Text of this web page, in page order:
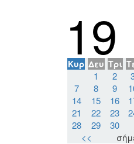
19
Κυρ Δευ Τρι
1 2
7
8 9
14
15 16
21
22 23
28
29
30
<<